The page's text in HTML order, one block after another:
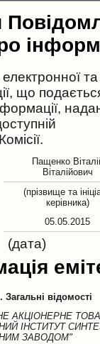
та
що
Пащенко
Вiталiйович
(прізвище та
керівника)
05.05.2015
(дата)
Загальні відомості
АКЦIОНЕРНЕ
IНСТИТУТ
ЗАВОДОМ"